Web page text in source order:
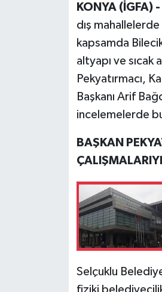
KONYA (İGFA) -
dış
kapsamda
altyapı ve sıcak
Pekyatırmacı,
Başkanı Arif
incelemelerde
BAŞKAN
Selçuklu
fiziki